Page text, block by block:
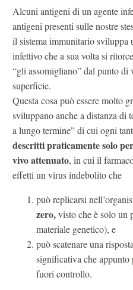
Alcuni antigeni di un agente
antigeni presenti sulle nostre
il sistema immunitario sviluppa
infettivo che a sua volta si
“gli assomigliano” dal punto di
superficie.
Questa cosa può essere molto
sviluppano anche a distanza di
a lungo termine” di cui ogni
descritti praticamente solo
vivo attenuato, in cui il
effetti un virus indebolito che
può replicarsi
zero,visto che è solo un
materiale genetico), e
può scatenare una
significativa che appunto
fuori controllo.